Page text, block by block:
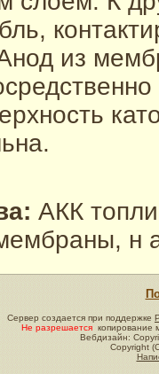
из
АКК
н
Сервер создается при поддержке
Не разрешается копирование
Вебдизайн:
Copyright